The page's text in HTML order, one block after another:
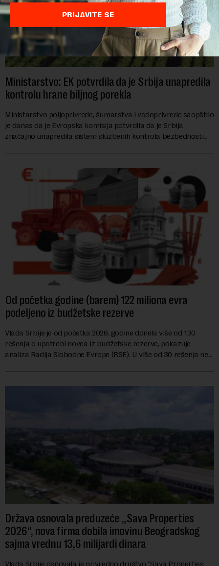
Ministarstvo: EK potvrdila da je Srbija unapredila
kontrolu hrane biljnog porekla
Ministarstvo poljoprivrede, šumarstva i vodoprivrede saopštilo
je danas da je Evropska komisija potvrdila da je Srbija
značajno unapredila sistem službenih kontrola bezbednosti
Od početka godine (barem) 122 miliona evra
podeljeno iz budžetske rezerve
Vlada Srbije je od početka 2026. godine donela više od 130
rešenja o upotrebi novca iz budžetske rezerve, pokazuje
analiza Radija Slobodne Evrope (RSE). U više od 30 rešenja ne
Država osnovala preduzeće „Sava Properties
2026“, nova firma dobila imovinu Beogradskog
sajma vrednu 13,6 milijardi dinara
Vlada Srbije osnovala je privredno društvo "Sava Properties
PRIJAVITE SE